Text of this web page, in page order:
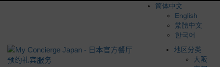
简体中文
English
繁體中文
한국어
地区分类
大阪